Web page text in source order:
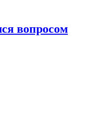
вопросом